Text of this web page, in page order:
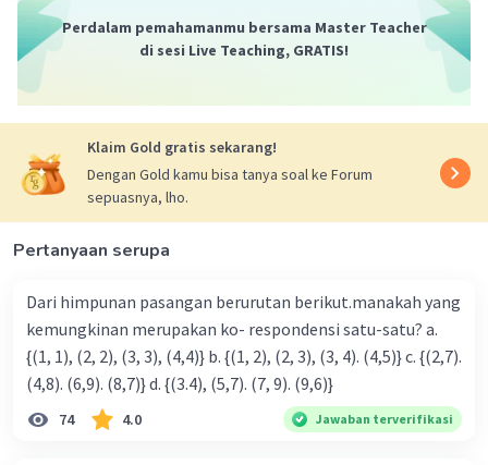
Perdalam pemahamanmu bersama Master Teacher
di sesi Live Teaching, GRATIS!
Klaim Gold gratis sekarang!
Dengan Gold kamu bisa tanya soal ke Forum
sepuasnya, lho.
Pertanyaan serupa
Dari himpunan pasangan berurutan berikut.manakah yang
kemungkinan merupakan ko- respondensi satu-satu? a.
{(1, 1), (2, 2), (3, 3), (4,4)} b. {(1, 2), (2, 3), (3, 4). (4,5)} c. {(2,7).
(4,8). (6,9). (8,7)} d. {(3.4), (5,7). (7, 9). (9,6)}
74 4.0 Jawaban terverifikasi